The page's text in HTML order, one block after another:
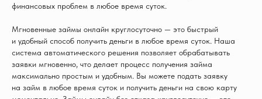
финансовых проблем в любое время суток.
Мгновенные займы онлайн круглосуточно — это быстрый
и удобный способ получить деньги в любое время суток. Наша
система автоматического решения позволяет обрабатывать
заявки мгновенно, что делает процесс получения займа
максимально простым и удобным. Вы можете подать заявку
на займ в любое время суток и получить деньги на свою карту